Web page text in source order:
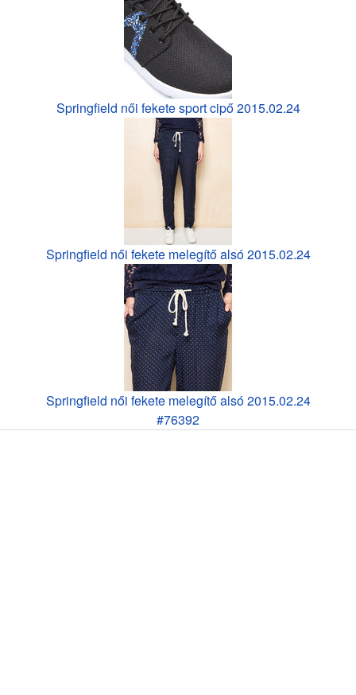
Springfield női fekete sport cipő 2015.02.24
Springfield női fekete melegítő alsó 2015.02.24
Springfield női fekete melegítő alsó 2015.02.24
#76392